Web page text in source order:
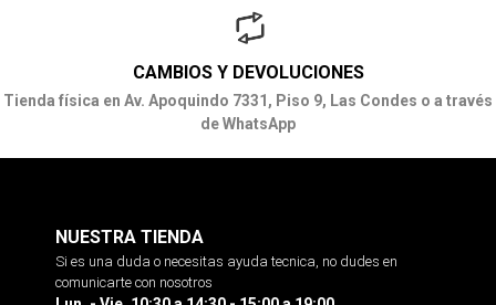
CAMBIOS Y DEVOLUCIONES
Tienda física en Av. Apoquindo 7331, Piso 9, Las Condes o a través
de WhatsApp
NUESTRA TIENDA
Si es una duda o necesitas ayuda tecnica, no dudes en
comunicarte con nosotros